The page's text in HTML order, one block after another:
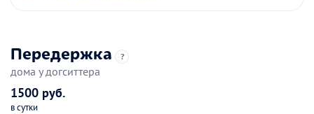
Передержка ?
дома у догситтера
1500 руб.
в сутки